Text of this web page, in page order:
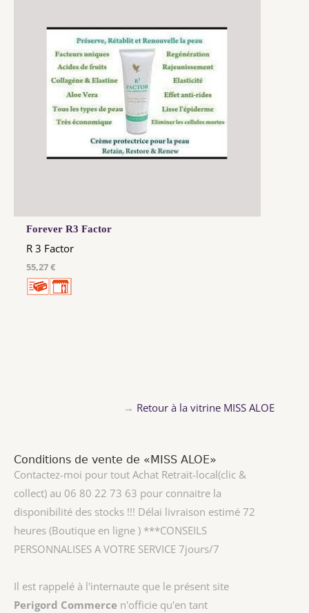
Forever R3 Factor
R 3 Factor
55,27 €
→ Retour à la vitrine MISS ALOE
Conditions de vente de «MISS ALOE»
Contactez-moi pour tout Achat Retrait-local(clic &
collect) au 06 80 22 73 63 pour connaitre la
disponibilité des stocks !!! Délai livraison estimé 72
heures (Boutique en ligne ) ***CONSEILS
PERSONNALISES A VOTRE SERVICE 7jours/7
Il est rappelé à l'internaute que le présent site
Perigord Commerce n'officie qu'en tant